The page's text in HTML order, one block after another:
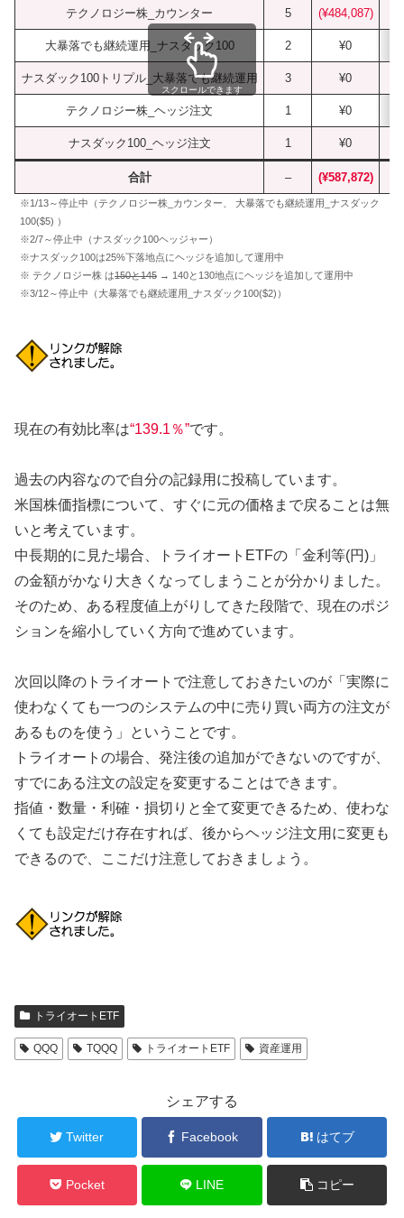
テクノロジー株_カウンター 5 (¥484,087)
大暴落でも継続運用_ナスダック100 2 ¥0
ナスダック100トリプル_大暴落でも継続運用 3 ¥0
テクノロジー株_ヘッジ注文 1 ¥0
ナスダック100_ヘッジ注文 1 ¥0
合計 – (¥587,872)
スクロールできます
※1/13～停止中（テクノロジー株_カウンター、 大暴落でも継続運用_ナスダック
100($5) ）
※2/7～停止中（ナスダック100ヘッジャー）
※ナスダック100は25%下落地点にヘッジを追加して運用中
※ テクノロジー株 は150と145 → 140と130地点にヘッジを追加して運用中
※3/12～停止中（大暴落でも継続運用_ナスダック100($2)）
現在の有効比率は“139.1％”です。
過去の内容なので自分の記録用に投稿しています。
米国株価指標について、すぐに元の価格まで戻ることは無
いと考えています。
中長期的に見た場合、トライオートETFの「金利等(円)」
の金額がかなり大きくなってしまうことが分かりました。
そのため、ある程度値上がりしてきた段階で、現在のポジ
ションを縮小していく方向で進めています。
次回以降のトライオートで注意しておきたいのが「実際に
使わなくても一つのシステムの中に売り買い両方の注文が
あるものを使う」ということです。
トライオートの場合、発注後の追加ができないのですが、
すでにある注文の設定を変更することはできます。
指値・数量・利確・損切りと全て変更できるため、使わな
くても設定だけ存在すれば、後からヘッジ注文用に変更も
できるので、ここだけ注意しておきましょう。
トライオートETF
QQQ TQQQ トライオートETF 資産運用
シェアする
Twitter Facebook はてブ
Pocket LINE コピー